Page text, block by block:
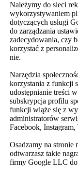
Należymy do sieci
wykorzystywaniem
dotyczących usługi
do zarządzania
zadecydowania, czy
korzystać z
nie.
Narzędzia
korzystania z funkcji
udostępnianie treści
subskrypcja profilu
funkcji wiąże się z
administratorów
Facebook,
Osadzamy na stronie
odtwarzasz takie
firmy Google LLC